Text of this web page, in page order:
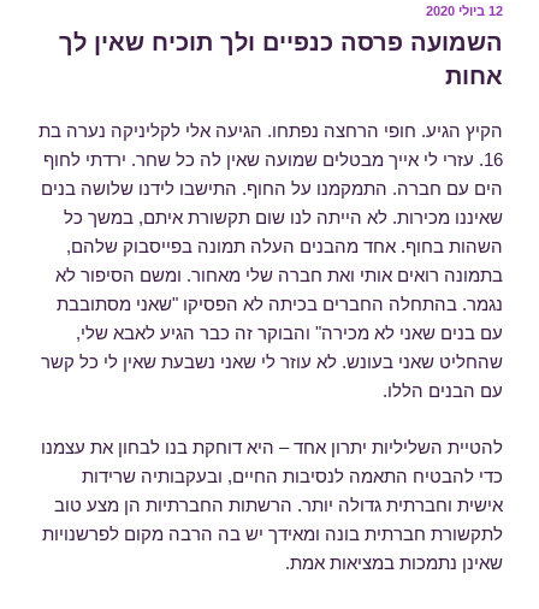
פורסם
12 ביולי 2020
השמועה פרסה כנפיים ולך תוכיח שאין לך
אחות
הקיץ הגיע. חופי הרחצה נפתחו. הגיעה אלי לקליניקה נערה בת
16. עזרי לי אייך מבטלים שמועה שאין לה כל שחר. ירדתי לחוף
הים עם חברה. התמקמנו על החוף. התישבו לידנו שלושה בנים
שאיננו מכירות. לא הייתה לנו שום תקשורת איתם, במשך כל
השהות בחוף. אחד מהבנים העלה תמונה בפייסבוק שלהם,
בתמונה רואים אותי ואת חברה שלי מאחור. ומשם הסיפור לא
נגמר. בהתחלה החברים בכיתה לא הפסיקו "שאני מסתובבת
עם בנים שאני לא מכירה" והבוקר זה כבר הגיע לאבא שלי,
שהחליט שאני בעונש. לא עוזר לי שאני נשבעת שאין לי כל קשר
עם הבנים הללו.
להטיית השליליות יתרון אחד – היא דוחקת בנו לבחון את עצמנו
כדי להבטיח התאמה לנסיבות החיים, ובעקבותיה שרידות
אישית וחברתית גדולה יותר. הרשתות החברתיות הן מצע טוב
לתקשורת חברתית בונה ומאידך יש בה הרבה מקום לפרשנויות
שאינן נתמכות במציאות אמת.